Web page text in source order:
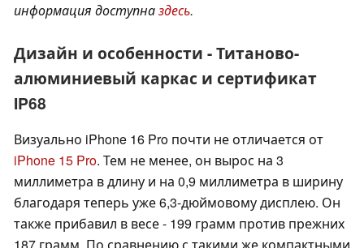
информация доступназдесь.
Дизайн и особенности - Титаново-
алюминиевый каркас и сертификат
IP68
Визуально iPhone 16 Pro почти не отличается от
iPhone 15 Pro. Тем не менее, он вырос на 3
миллиметра в длину и на 0,9 миллиметра в ширину
благодаря теперь уже 6,3-дюймовому дисплею. Он
также прибавил в весе - 199 грамм против прежних